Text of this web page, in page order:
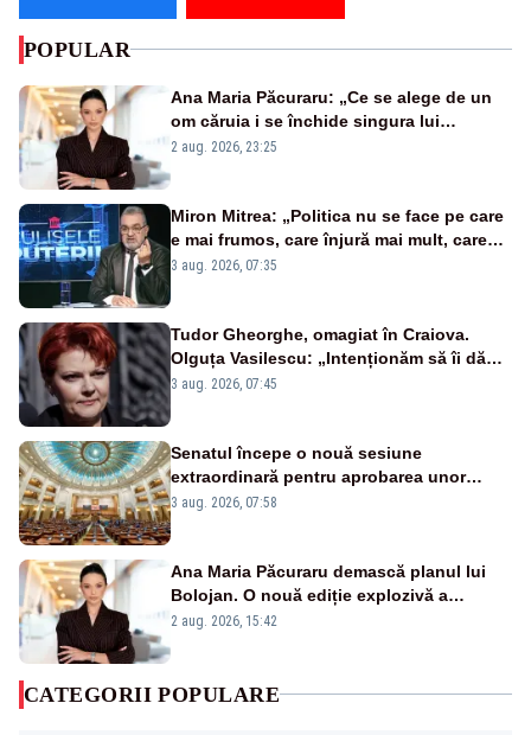
POPULAR
Ana Maria Păcuraru: „Ce se alege de un
om căruia i se închide singura lui
portiță?”
2 aug. 2026, 23:25
Miron Mitrea: „Politica nu se face pe care
e mai frumos, care înjură mai mult, care
țipă mai tare, ci pe proiecte”
3 aug. 2026, 07:35
Tudor Gheorghe, omagiat în Craiova.
Olguța Vasilescu: „Intenționăm să îi dăm
numele lui”
3 aug. 2026, 07:45
Senatul începe o nouă sesiune
extraordinară pentru aprobarea unor
jaloane din PNRR
3 aug. 2026, 07:58
Ana Maria Păcuraru demască planul lui
Bolojan. O nouă ediție explozivă a
emisiunii „Miza Zilei” la Realitatea PLUS
2 aug. 2026, 15:42
CATEGORII POPULARE